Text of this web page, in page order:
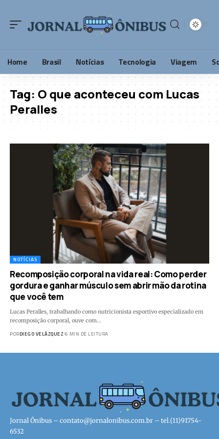
Home Brasil Notícias Tecnologia Viagem
Tag: O que aconteceu com Lucas
Peralles
NOTÍCIAS
Recomposição corporal na vida real: Como perder
gordura e ganhar músculo sem abrir mão da rotina
que você tem
Lucas Peralles, trabalhando como nutricionista esportivo especializado em
recomposição corporal, ouve com…
PORDIEGO VELÁZQUEZ 6 MIN DE LEITURA
Jornal Ônibus – contato@jornalonibus.com.br – tel.(11)91754-
6532